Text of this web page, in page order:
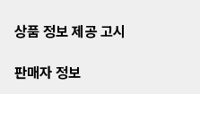
상품 정보 제공 고시
판매자 정보